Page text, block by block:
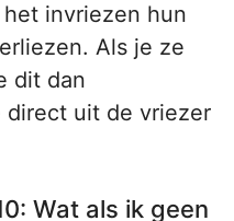
invriezen hun
Als je ze
dit dan
direct uit de vriezer
Wat als ik geen